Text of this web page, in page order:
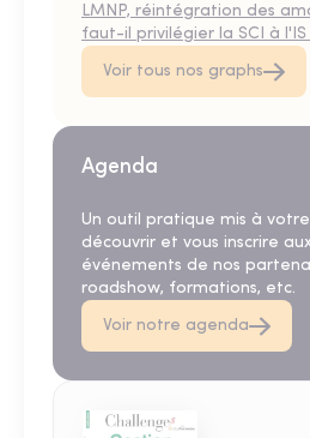
LMNP, réintégration des
faut-il privilégier la SCI à l'IS
Voir tous nos graphs
Agenda
Un outil pratique mis à
découvrir et vous inscrire
événements de nos
roadshow, formations, etc.
Voir notre agenda